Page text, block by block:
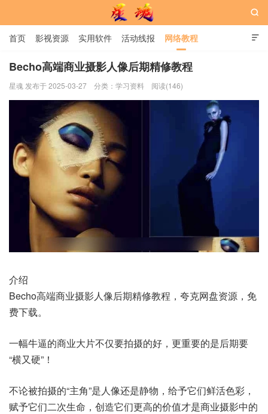
星魂网

首页 影视资源 实用软件 活动线报 网络教程
用户中心 书籍 娱乐

Becho高端商业摄影人像后期精修教程
星魂 发布于 2025-03-27 分类： 学习资料 阅读(146)
介绍
Becho高端商业摄影人像后期精修教程，夸克网盘资源，免
费下载。
一幅牛逼的商业大片不仅要拍摄的好，更重要的是后期要
“横又硬”！
不论被拍摄的“主角”是人像还是静物，给予它们鲜活色彩，
赋予它们二次生命，创造它们更高的价值才是商业摄影中的